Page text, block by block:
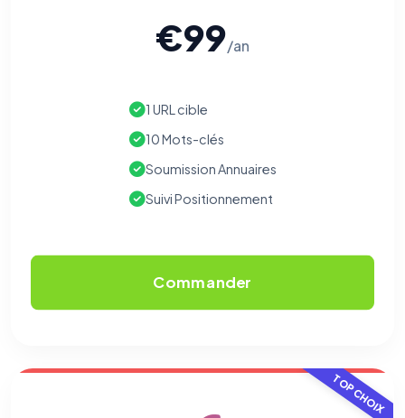
€99/an
1 URL cible
10 Mots-clés
Soumission Annuaires
Suivi Positionnement
Commander
TOP CHOIX